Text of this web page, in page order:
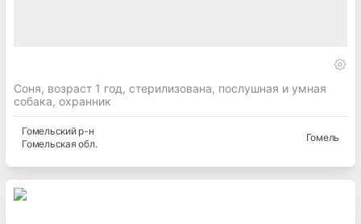
Соня, возраст 1 год, стерилизована, послушная и умная
собака, охранник
Гомельскийр-н
Гомельская обл.
Гомель